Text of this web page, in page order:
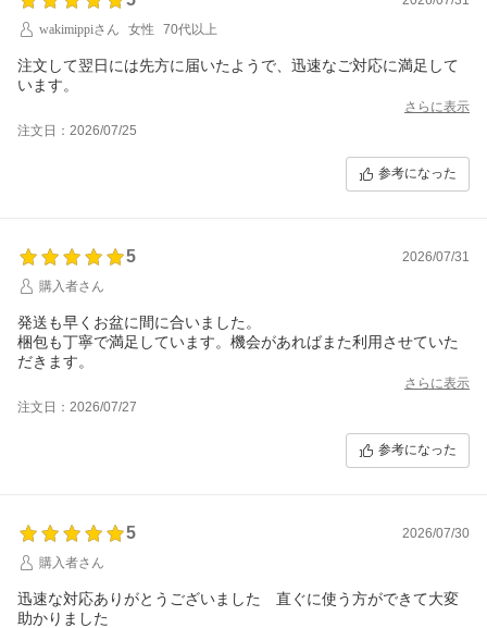
wakimippiさん
女性 70代以上
注文して翌日には先方に届いたようで、迅速なご対応に満足して
います。
さらに表示
注文日：2026/07/25
参考になった
5
2026/07/31
購入者さん
発送も早くお盆に間に合いました。
梱包も丁寧で満足しています。機会があればまた利用させていた
さらに表示
注文日：2026/07/27
参考になった
5
2026/07/30
購入者さん
迅速な対応ありがとうございました 直ぐに使う方ができて大変
助かりました